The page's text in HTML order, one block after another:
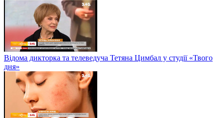
Відома дикторка та телеведуча Тетяна Цимбал у студії «Твого
дня»